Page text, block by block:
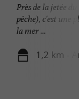
Près de la jetée
pêche), c'est une
la mer ...
1,2 km -